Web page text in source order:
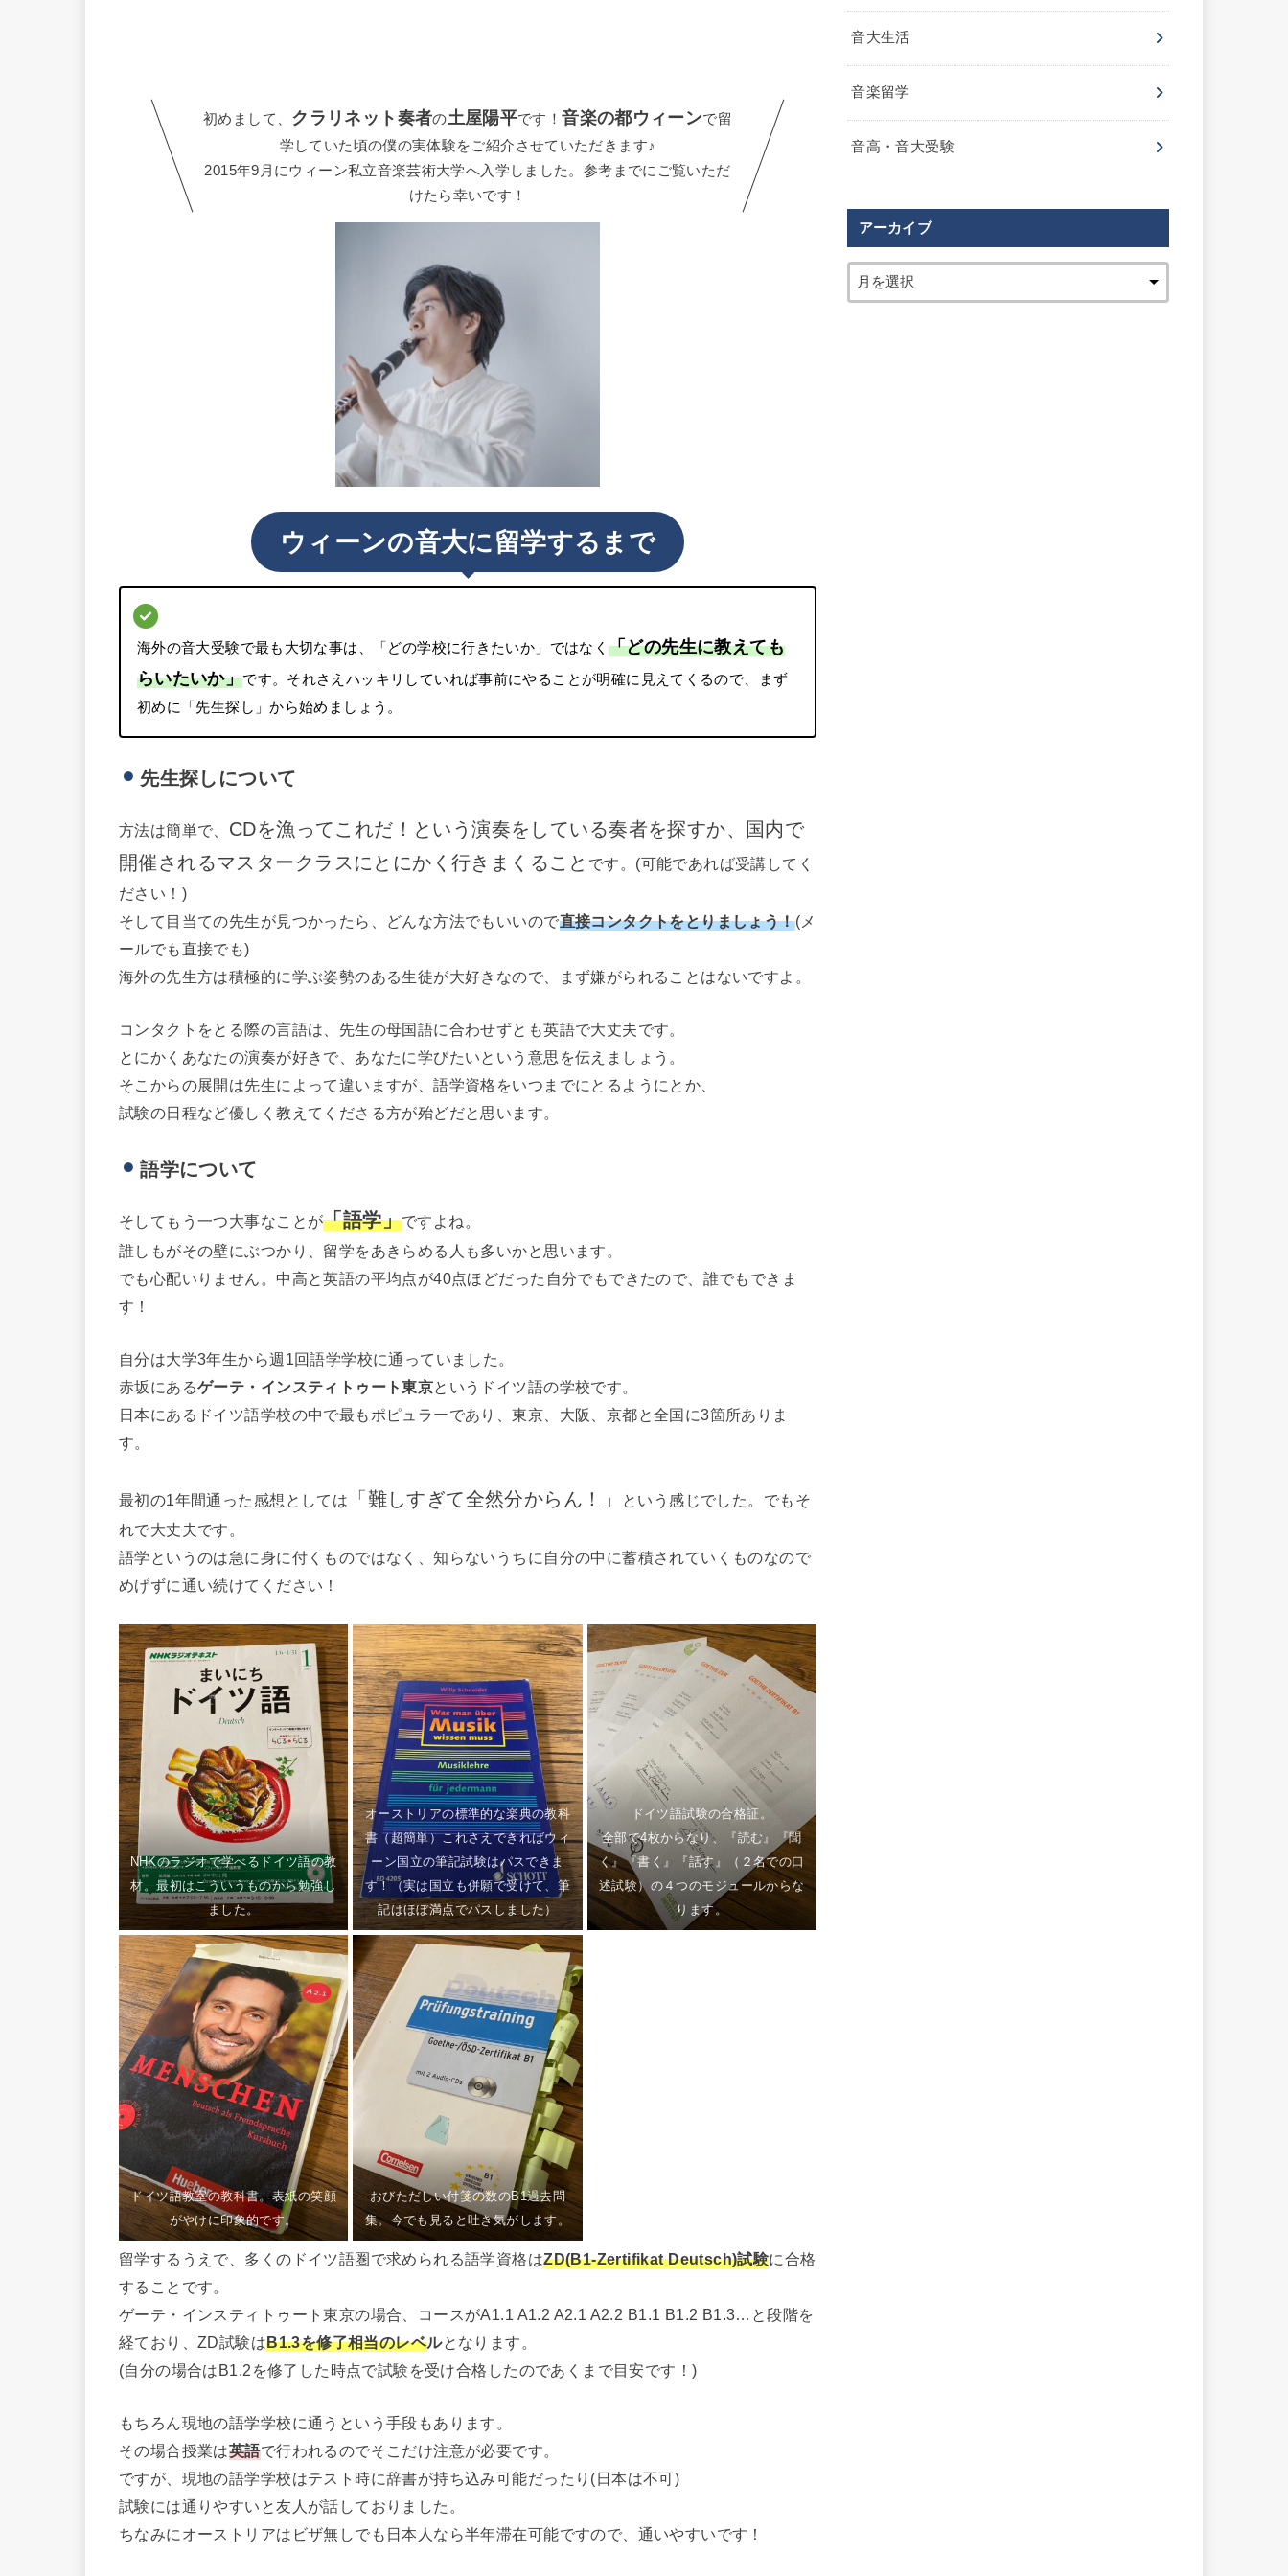
初めまして、 クラリネット奏者の土屋陽平です！音楽の都ウィーンで留
学していた頃の僕の実体験をご紹介させていただきます♪
2015年9月にウィーン私立音楽芸術大学へ入学しました。参考までにご覧いただ
けたら幸いです！
ウィーンの音大に留学するまで
海外の音大受験で最も大切な事は、「どの学校に行きたいか」ではなく「どの先生に教えても
らいたいか」です。それさえハッキリしていれば事前にやることが明確に見えてくるので、まず
初めに「先生探し」から始めましょう。
先生探しについて
方法は簡単で、 CDを漁ってこれだ！という演奏をしている奏者を探すか、国内で
開催されるマスタークラスにとにかく行きまくること です。(可能であれば受講してく
ださい！)
そして目当ての先生が見つかったら、どんな方法でもいいので直接コンタクトをとりましょう！(メ
ールでも直接でも)
海外の先生方は積極的に学ぶ姿勢のある生徒が大好きなので、まず嫌がられることはないですよ。
コンタクトをとる際の言語は、先生の母国語に合わせずとも英語で大丈夫です。
とにかくあなたの演奏が好きで、あなたに学びたいという意思を伝えましょう。
そこからの展開は先生によって違いますが、語学資格をいつまでにとるようにとか、
試験の日程など優しく教えてくださる方が殆どだと思います。
語学について
そしてもう一つ大事なことが「語学」ですよね。
誰しもがその壁にぶつかり、留学をあきらめる人も多いかと思います。
でも心配いりません。中高と英語の平均点が40点ほどだった自分でもできたので、誰でもできま
す！
自分は大学3年生から週1回語学学校に通っていました。
赤坂にあるゲーテ・インスティトゥート東京というドイツ語の学校です。
日本にあるドイツ語学校の中で最もポピュラーであり、東京、大阪、京都と全国に3箇所ありま
す。
最初の1年間通った感想としては 「難しすぎて全然分からん！」
という感じでした。でもそ
れで大丈夫です。
語学というのは急に身に付くものではなく、知らないうちに自分の中に蓄積されていくものなので
めげずに通い続けてください！
NHKのラジオで学べるドイツ語の教
材。最初はこういうものから勉強し
ました。
オーストリアの標準的な楽典の教科
書（超簡単）これさえできればウィ
ーン国立の筆記試験はパスできま
す！（実は国立も併願で受けて、筆
記はほぼ満点でパスしました）
ドイツ語試験の合格証。
全部で4枚からなり、『読む』『聞
く』『書く』『話す』（２名での口
述試験）の４つのモジュールからな
ります。
ドイツ語教室の教科書。表紙の笑顔
がやけに印象的です。
おびただしい付箋の数のB1過去問
集。今でも見ると吐き気がします。
留学するうえで、多くのドイツ語圏で求められる語学資格はZD(B1-Zertifikat Deutsch)試験に合格
することです。
ゲーテ・インスティトゥート東京の場合、コースがA1.1 A1.2 A2.1 A2.2 B1.1 B1.2 B1.3…と段階を
経ており、ZD試験はB1.3を修了相当のレベルとなります。
(自分の場合はB1.2を修了した時点で試験を受け合格したのであくまで目安です！)
もちろん現地の語学学校に通うという手段もあります。
その場合授業は英語で行われるのでそこだけ注意が必要です。
ですが、現地の語学学校はテスト時に辞書が持ち込み可能だったり(日本は不可)
試験には通りやすいと友人が話しておりました。
ちなみにオーストリアはビザ無しでも日本人なら半年滞在可能ですので、通いやすいです！
音大生活
音楽留学
音高・音大受験
アーカイブ